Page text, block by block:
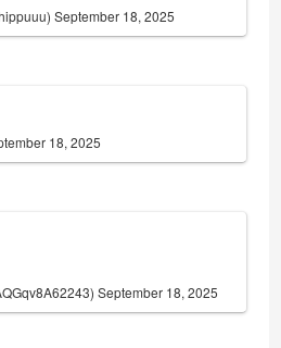
September 18, 2025
18, 2025
September 18, 2025